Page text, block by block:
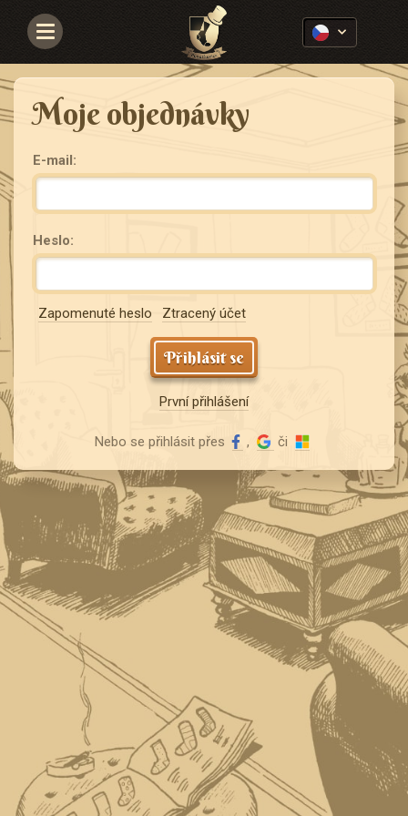
Navigace
Moje objednávky
E-mail:
Heslo:
Zapomenuté heslo Ztracený účet
Přihlásit se
První přihlášení
Nebo se přihlásit přes , či